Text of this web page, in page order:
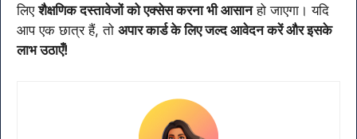
लिएशैक्षणिक दस्तावेजों को एक्सेस करना भी आसानहो जाएगा। यदि
आप एक छात्र हैं, तो अपार कार्ड के लिए जल्द आवेदन करें और इसके
लाभ उठाएँ!